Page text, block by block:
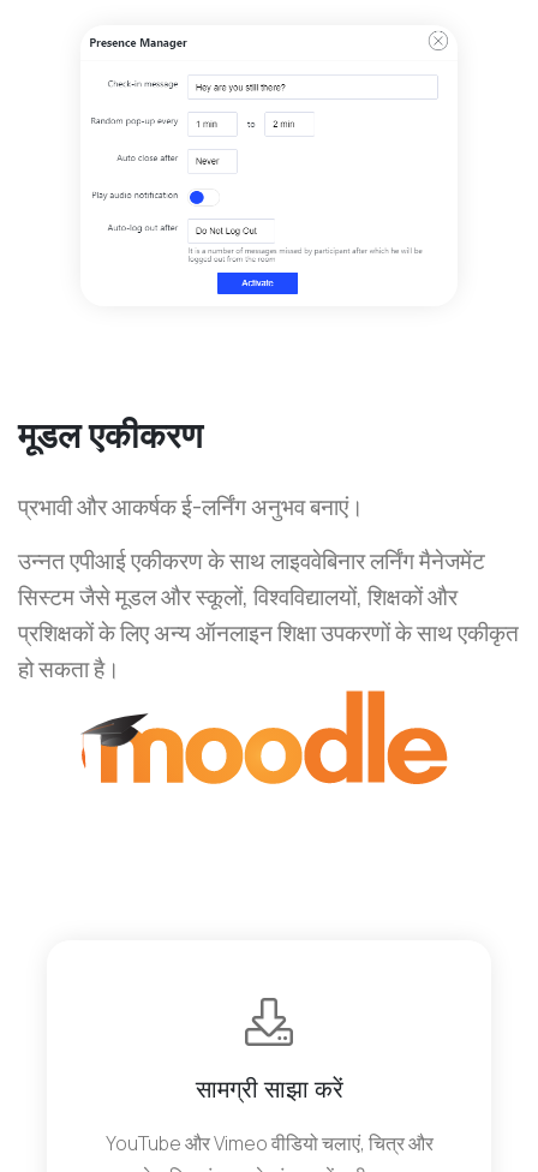
मूडल एकीकरण
प्रभावी और आकर्षक ई-लर्निंग अनुभव बनाएं।
उन्नत एपीआई एकीकरण के साथ लाइववेबिनार लर्निंग मैनेजमेंट
सिस्टम जैसे मूडल और स्कूलों, विश्वविद्यालयों, शिक्षकों और
प्रशिक्षकों के लिए अन्य ऑनलाइन शिक्षा उपकरणों के साथ एकीकृत
हो सकता है।
सामग्री साझा करें
YouTube और Vimeo वीडियो चलाएं, चित्र और